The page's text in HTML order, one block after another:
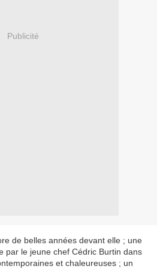
Publicité
de belles années devant elle ; une
par le jeune chef Cédric Burtin dans
et chaleureuses ; un